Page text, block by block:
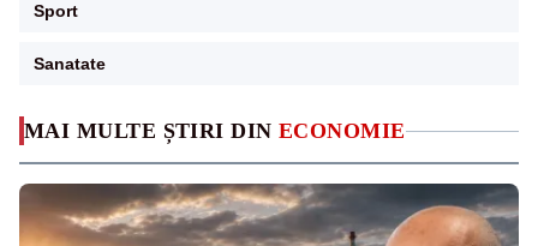
MAI MULTE ȘTIRI DIN ECONOMIE
Sport
Sanatate